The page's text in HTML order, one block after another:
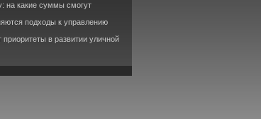
на какие суммы смогут
подходы к управлению
в развитии уличной